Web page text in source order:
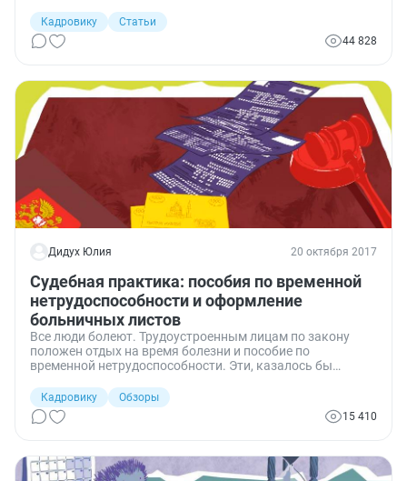
Кадровику
Статьи
44 828
Дидух Юлия 20 октября 2017
Судебная практика: пособия по временной
нетрудоспособности и оформление
больничных листов
Все люди болеют. Трудоустроенным лицам по закону
положен отдых на время болезни и пособие по
временной нетрудоспособности. Эти, казалось бы
которых разрешается только в судебном порядке. Судьи
определяют правила назначения пособия, его размер, а
также выясняют можно ли уволить работника на
Кадровику
Обзоры
15 410